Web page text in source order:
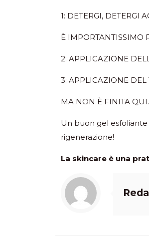
1: DETERGI, DETERGI
È IMPORTANTISSIMO
2: APPLICAZIONE
3: APPLICAZIONE
MA NON È FINITA
Un buon gel
rigenerazione!
La skincare è una